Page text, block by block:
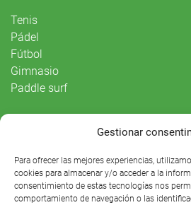
Gestionar
Para ofrecer las mejores experiencias,
cookies para almacenar y/o acceder a la
consentimiento de estas tecnologías nos
comportamiento de navegación o las
Tenis
Pádel
Fútbol
Gimnasio
Paddle surf
Agenda